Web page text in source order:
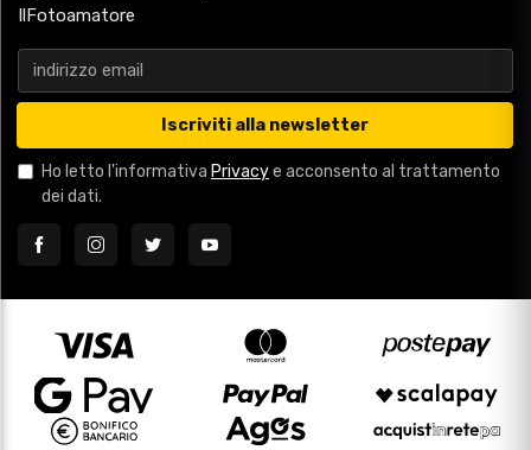
IlFotoamatore
Iscriviti alla newsletter
Ho letto l'informativa Privacye acconsento al trattamento
dei dati.